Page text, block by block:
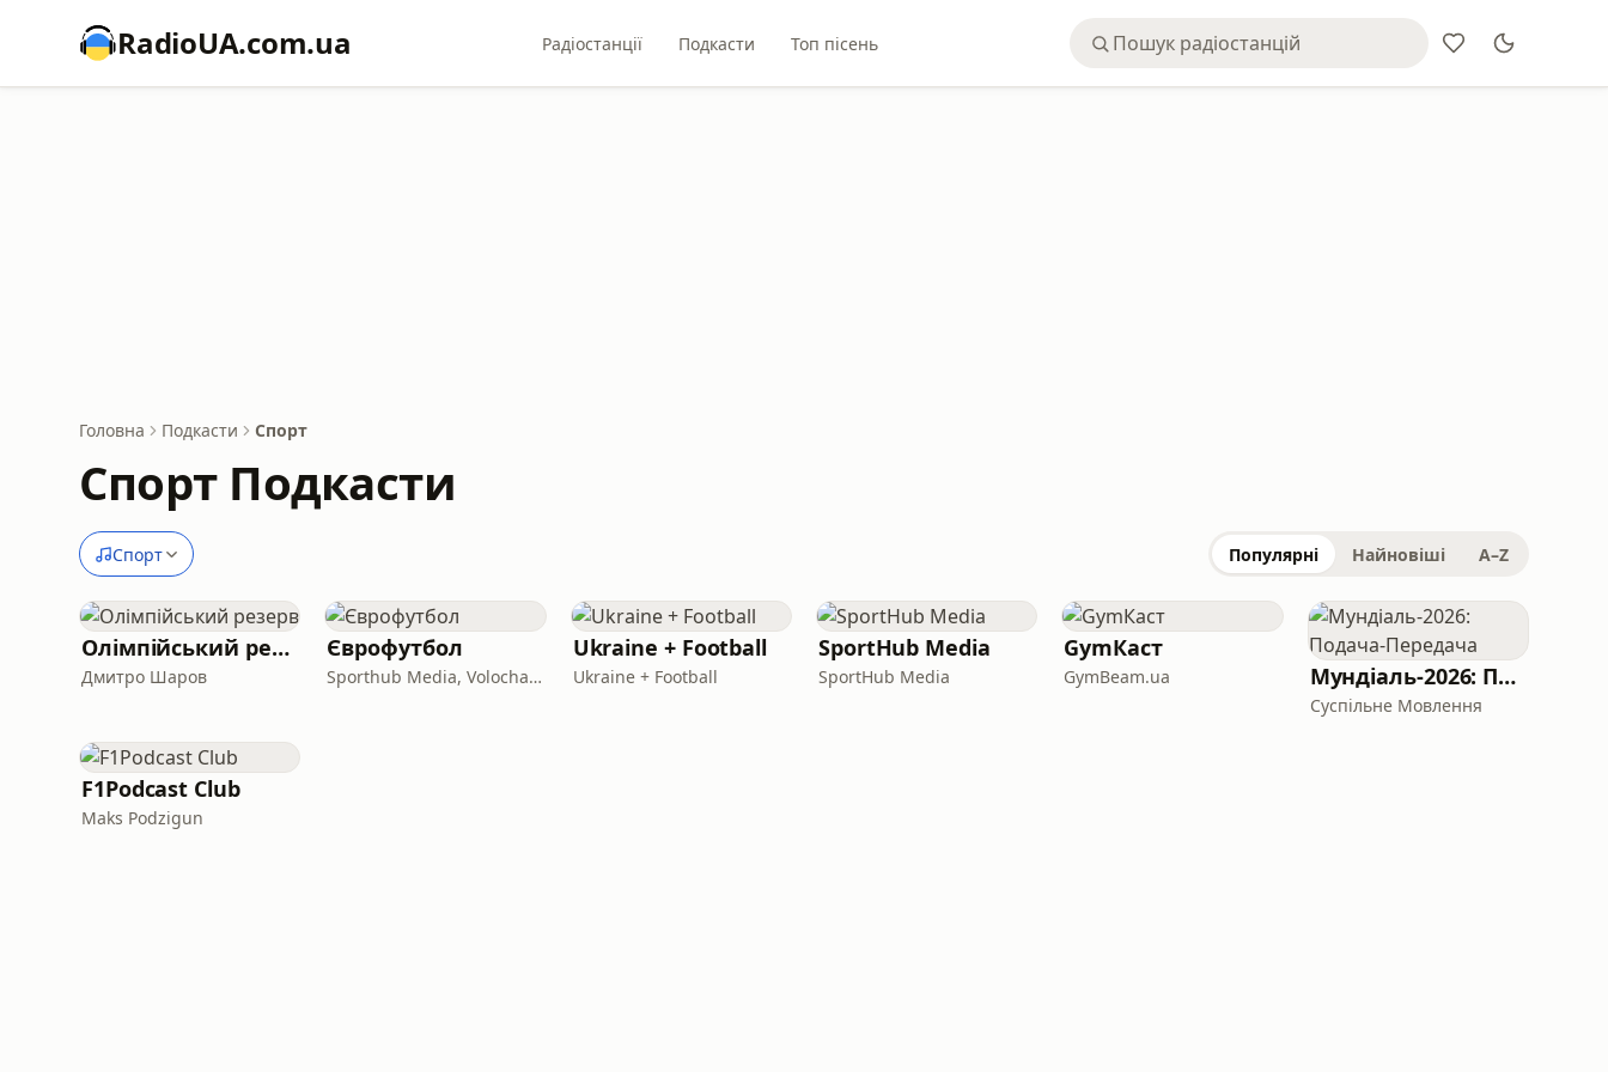
RadioUA.com.ua Радіостанції Подкасти Топ пісень
Головна Подкасти Спорт
Спорт Подкасти
Спорт Популярні Найновіші A–Z
Олімпійський резерв
Дмитро Шаров
Єврофутбол
Sporthub Media, Volochai Vitalii
Ukraine + Football
Ukraine + Football
SportHub Media
SportHub Media
GymКаст
GymBeam.ua Мундіаль-2026: Подача-Передача
Суспільне Мовлення
F1Podcast Club
Maks Podzigun